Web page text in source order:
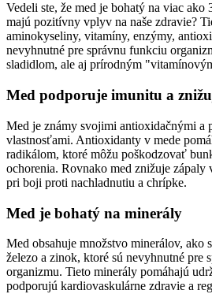
Vedeli ste, že med je bohatý na viac
majú pozitívny vplyv na naše zdravie?
aminokyseliny, vitamíny, enzýmy,
nevyhnutné pre správnu funkciu
sladidlom, ale aj prírodným
Med podporuje imunitu a
Med je známy svojimi antioxidačnými a
vlastnosťami. Antioxidanty v mede
radikálom, ktoré môžu poškodzovať
ochorenia. Rovnako med znižuje
pri boji proti nachladnutiu a chrípke.
Med je bohatý na minerály
Med obsahuje množstvo minerálov, ako
železo a zinok, ktoré sú nevyhnutné pre
organizmu. Tieto minerály pomáhajú
podporujú kardiovaskulárne zdravie a